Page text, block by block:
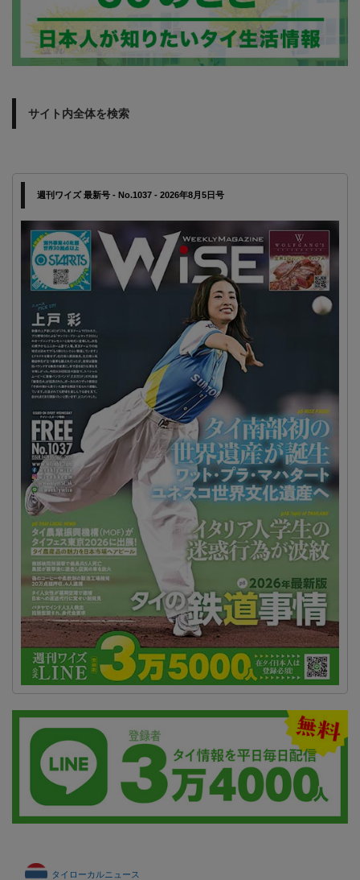
サイト内全体を検索
週刊ワイズ 最新号 - No.1037 - 2026年8月5日号
タイローカルニュース